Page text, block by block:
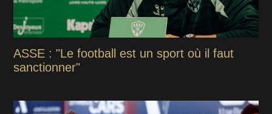
ASSE : "Le football est un sport où il faut
sanctionner"